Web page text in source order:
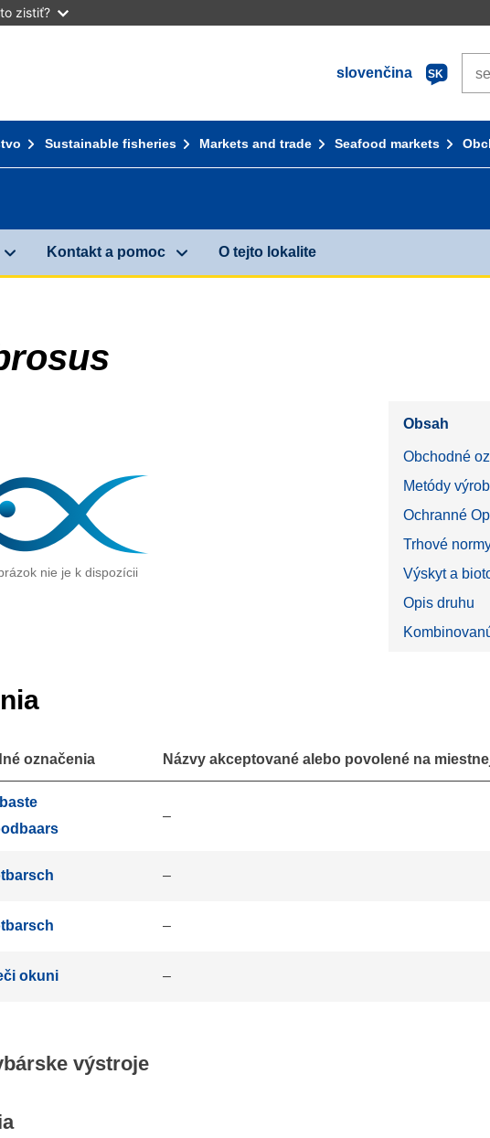
zistiť?
slovenčina
SK
Sustainable fisheries Markets and trade Seafood markets
Kontakt a pomoc O tejto lokalite
nie je k dispozícii
Obsah
Obchodné
Metódy
Ochranné
Trhové
Výskyt a
Opis druhu
označenia Názvy akceptované alebo povolené na
–
–
–
okuni –
výstroje